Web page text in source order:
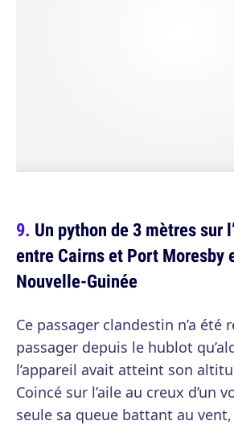
Un python de 3 mètres sur
entre Cairns et Port Moresby
Nouvelle-Guinée
Ce passager clandestin n’a été
passager depuis le hublot
l’appareil avait atteint son
Coincé sur l’aile au creux d’un
seule sa queue battant au